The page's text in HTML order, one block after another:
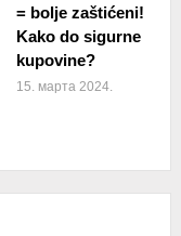
= bolje zaštićeni!
Kako do sigurne
kupovine?
15. марта 2024.